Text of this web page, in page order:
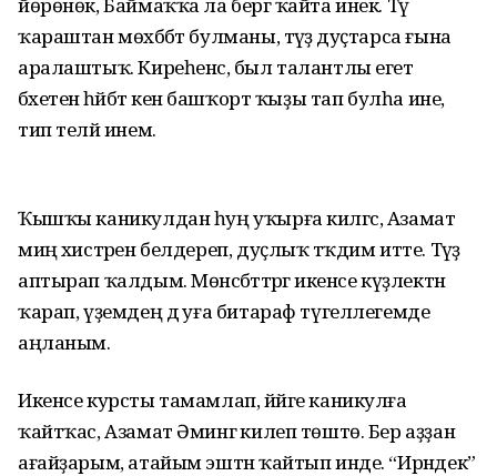
ҡараштан мөхәббәт булманы, тәүҙә дуҫтарса ғына
аралаштыҡ. Киреһенсә, был талантлы егет
бәхетенә һәйбәт кенә башҡорт ҡыҙы тап булһа ине,
тип теләй инем.
Ҡышҡы каникулдан һуң уҡырға килгәс, Азамат
миңә хистәрен белдереп, дуҫлыҡ тәҡдим итте. Тәүҙә
аптырап ҡалдым. Мөнәсәбәттәргә икенсе күҙлектән
ҡарап, үҙемдең дә уға битараф түгеллегемде
аңланым.
Икенсе курсты тамамлап, йәйге каникулға
ҡайтҡас, Азамат Әмингә килеп төштө. Бер аҙҙан
ағайҙарым, атайым эштән ҡайтып инде. “Ирәндек”